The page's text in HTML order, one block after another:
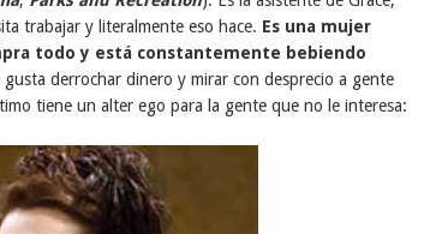
trabajar y literalmente eso hace. Es una mujer
todo y está constantemente be biendo
gusta derrochar dinero y mirar con desprecio a gente
tiene un alter ego para la gente que no le interesa: